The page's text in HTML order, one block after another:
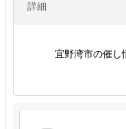
詳細
宜野湾市の催し